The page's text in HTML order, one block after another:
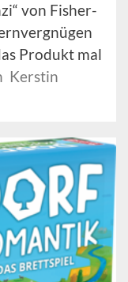
von Fisher-
Produkt mal
Kerstin